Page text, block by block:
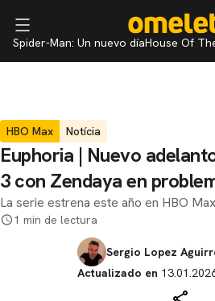
Spider-Man: Un nuevo díaHouse Of
HBO Max Notícia
Euphoria | Nuevo
3 con Zendaya en
La serie estrena este año en HBO
1 min de lectura
Sergio Lopez
Actualizado en